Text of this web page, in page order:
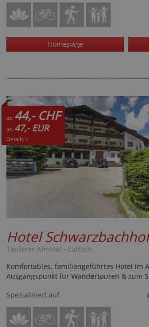
Homepage
ab 44,- CHF
ab 47,- EUR
Details +
Hotel
Tauferer Ahrntal - Luttach
Komfortables, familiengeführtes Hotel im
Ausgangspunkt für Wandertouren & zum
Spezialisiert auf